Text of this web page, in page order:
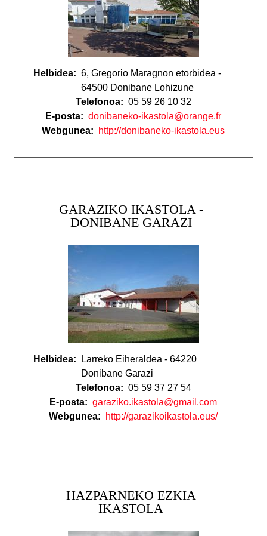
Helbidea: 6, Gregorio Maragnon etorbidea -
64500 Donibane Lohizune
Telefonoa: 05 59 26 10 32
E-posta: donibaneko-ikastola@orange.fr
Webgunea:
http://donibaneko-ikastola.eus
GARAZIKO IKASTOLA -
DONIBANE GARAZI
Helbidea:
Larreko Eiheraldea - 64220
Donibane Garazi
Telefonoa: 05 59 37 27 54
E-posta: garaziko.ikastola@gmail.com
Webgunea:
http://garazikoikastola.eus/
HAZPARNEKO EZKIA
IKASTOLA